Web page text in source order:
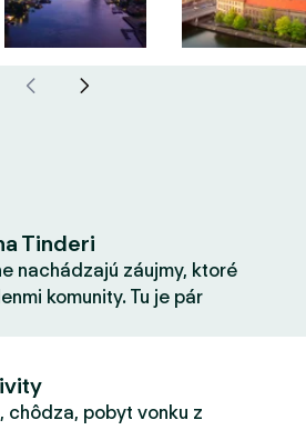
Tinderi
nachádzajú záujmy, ktoré
komunity. Tu je pár
chôdza, pobyt vonku z